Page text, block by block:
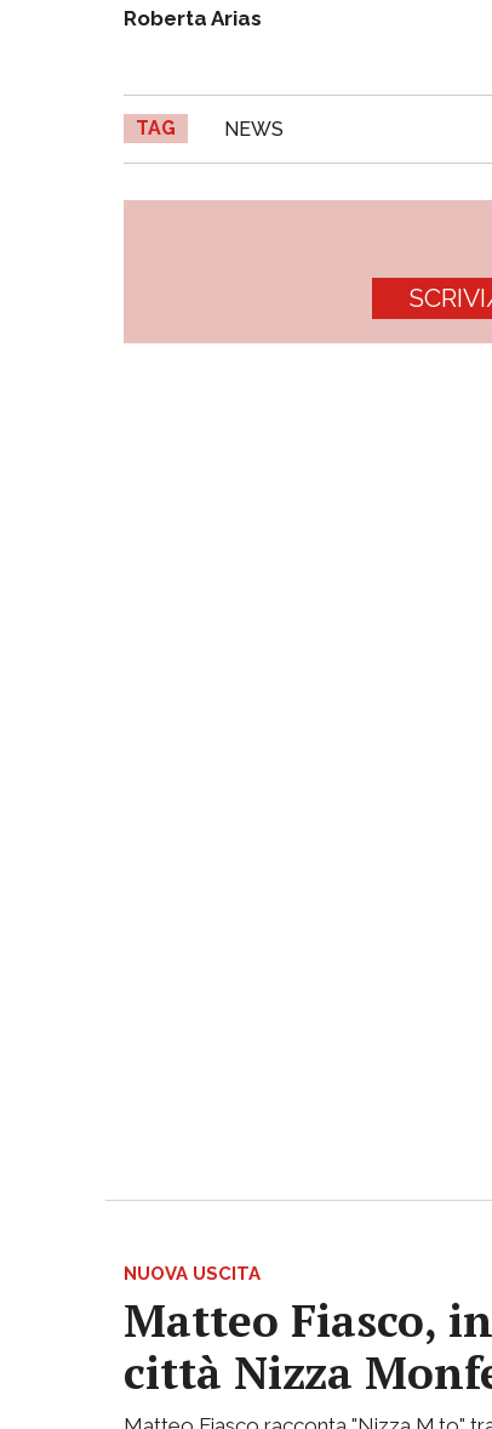
Roberta Arias
TAG NEWS
NUOVA USCITA
Matteo Fiasco,
città Nizza